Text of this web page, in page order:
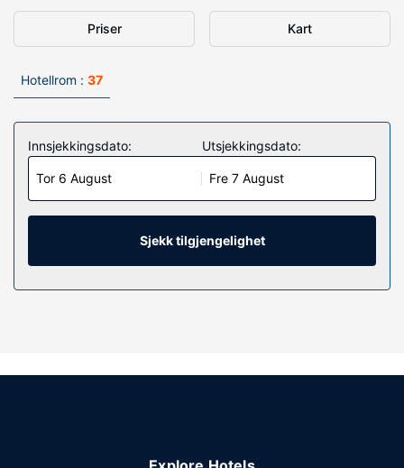
Priser Kart
Hotellrom : 37
Innsjekkingsdato:
Tor 6 August
Utsjekkingsdato:
Fre 7 August
Sjekk tilgjengelighet